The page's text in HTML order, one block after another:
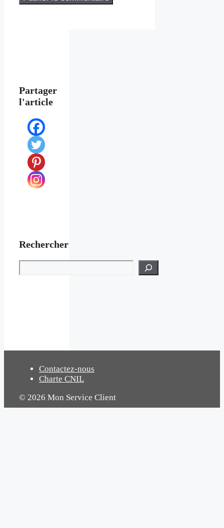
Partager
l'article
Rechercher
Rechercher
Contactez-nous
Charte CNIL
© 2026 Mon Service Client